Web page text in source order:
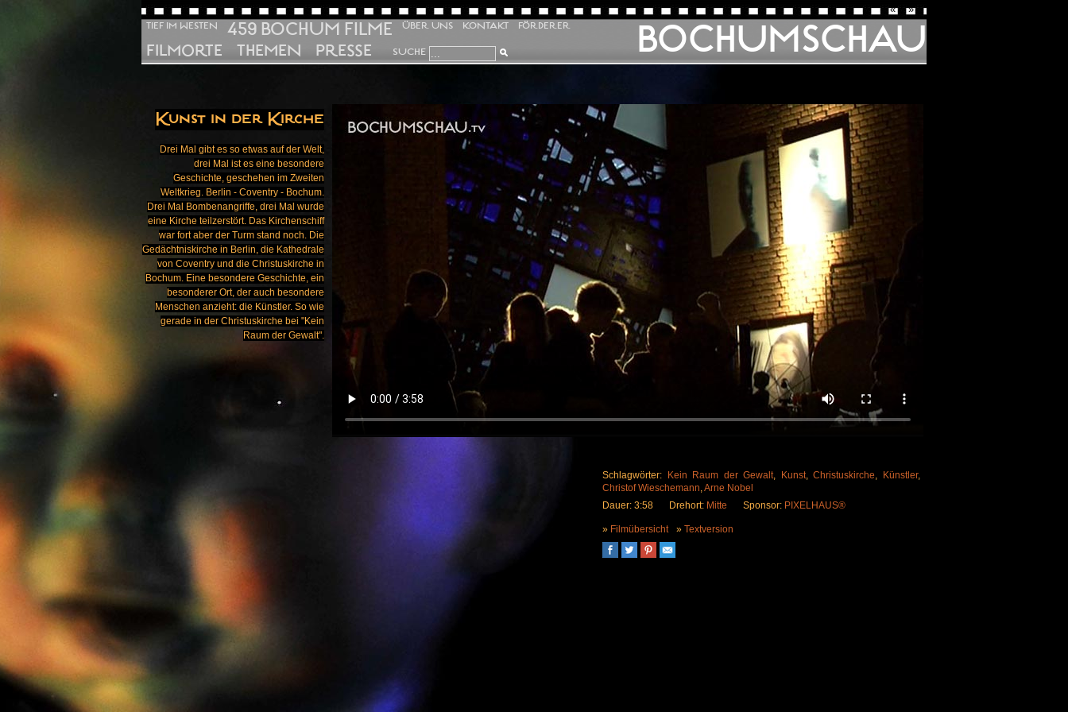
BOCHUMSCHAU
TIEF IM WESTEN 459 BOCHUM FILME ÜBER UNS KONTAKT FÖRDERER
FILMORTE THEMEN PRESSE SUCHE
« »
Kunst in der Kirche
Drei Mal gibt es so etwas auf der Welt,
drei Mal ist es eine besondere
Geschichte, geschehen im Zweiten
Weltkrieg. Berlin - Coventry - Bochum.
Drei Mal Bombenangriffe, drei Mal wurde
eine Kirche teilzerstört. Das Kirchenschiff
war fort aber der Turm stand noch. Die
Gedächtniskirche in Berlin, die Kathedrale
von Coventry und die Christuskirche in
Bochum. Eine besondere Geschichte, ein
besonderer Ort, der auch besondere
Menschen anzieht: die Künstler. So wie
gerade in der Christuskirche bei "Kein
Raum der Gewalt".
Schlagwörter: Kein Raum der Gewalt, Kunst,Christuskirche, Künstler,
Christof Wieschemann,Arne Nobel
Dauer: 3:58
Drehort: Mitte Sponsor: PIXELHAUS®
» Filmübersicht » Textversion